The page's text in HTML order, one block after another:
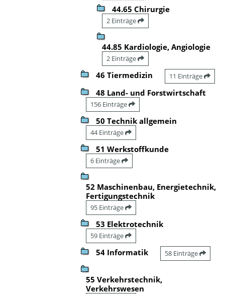
44.65 Chirurgie
2 Einträge
44.85 Kardiologie, Angiologie
2 Einträge
46 Tiermedizin 11 Einträge
48 Land- und Forstwirtschaft
156 Einträge
50 Technik allgemein
44 Einträge
51 Werkstoffkunde
6 Einträge
52 Maschinenbau, Energietechnik,
Fertigungstechnik
95 Einträge
53 Elektrotechnik
59 Einträge
54 Informatik 58 Einträge
55 Verkehrstechnik,
Verkehrswesen